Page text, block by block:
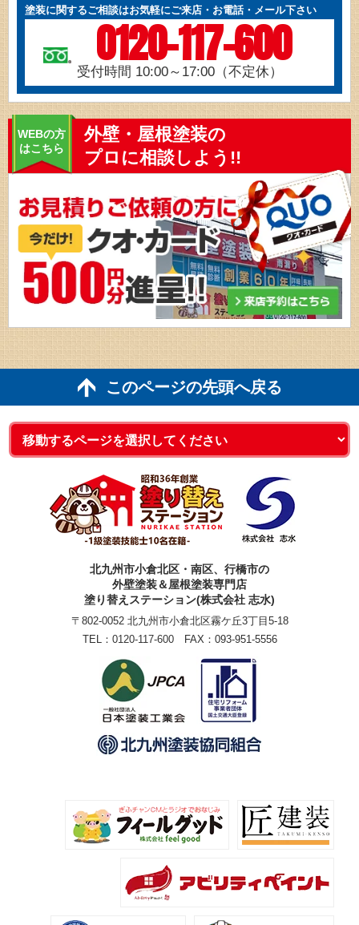
塗装に関するご相談はお気軽にご来店・お電話・メール下さい
0120-117-600
受付時間 10:00～17:00（不定休）
WEBの方
はこちら
外壁・屋根塗装の
プロに相談しよう!!
このページの先頭へ戻る
北九州市小倉北区・南区、行橋市の
外壁塗装＆屋根塗装専門店
塗り替えステーション(株式会社 志水)
〒802-0052 北九州市小倉北区霧ケ丘3丁目5-18
TEL： 0120-117-600FAX：093-951-5556